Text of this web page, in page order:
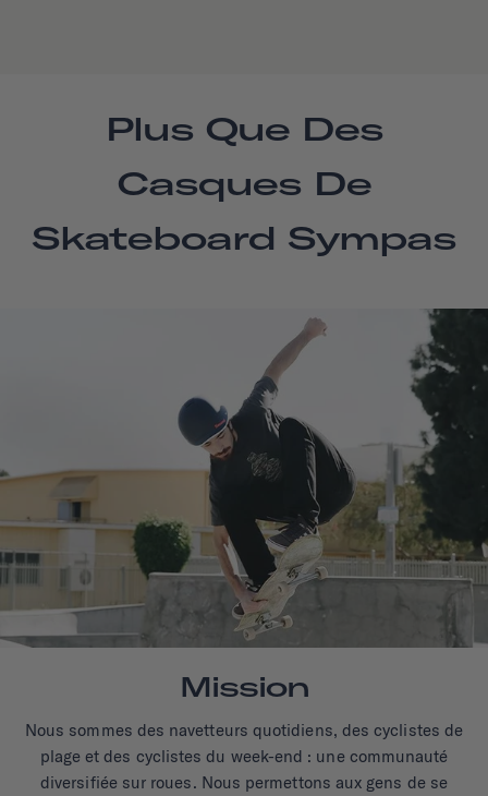
Plus Que Des
Casques De
Skateboard Sympas
Mission
Nous sommes des navetteurs quotidiens, des cyclistes de
plage et des cyclistes du week-end : une communauté
diversifiée sur roues. Nous permettons aux gens de se